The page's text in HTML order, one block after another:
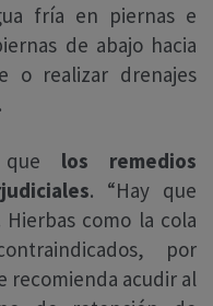
fría en piernas e
de abajo hacia
o realizar drenajes
que los remedios
. “Hay que
como la cola
por
recomienda acudir al